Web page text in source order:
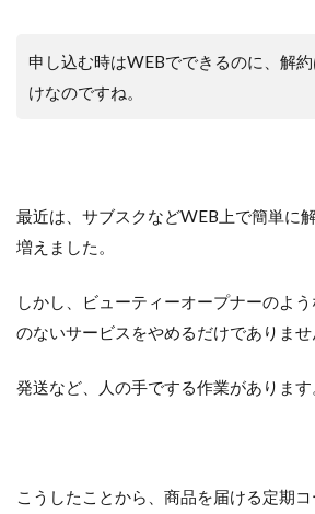
申し込む時はWEBでできるのに、解
けなのですね。
最近は、サブスクなどWEB上で簡単に
増えました。
しかし、ビューティーオープナーのよ
のないサービスをやめるだけでありませ
発送など、人の手でする作業があります
こうしたことから、商品を届ける定期